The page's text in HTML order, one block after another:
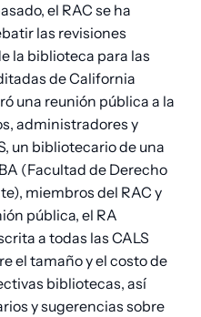
el RAC se ha
las revisiones
la biblioteca para las
de California
una reunión pública a la
administradores y
un bibliotecario de una
(Facultad de Derecho
miembros del RAC y
pública, el RA
a todas las CALS
el tamaño y el costo de
bibliotecas, así
y sugerencias sobre